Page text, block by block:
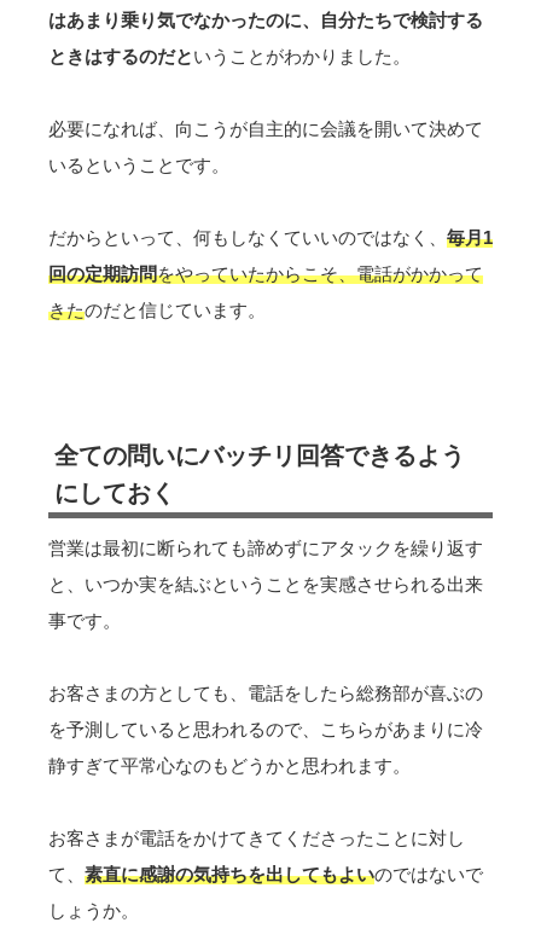
はあまり乗り気でなかったのに、自分たちで検討する
ときはするのだということがわかりました。
必要になれば、向こうが自主的に会議を開いて決めて
いるということです。
だからといって、何もしなくていいのではなく、 毎月1
回の定期訪問をやっていたからこそ、電話がかかって
きたのだと信じています。
全ての問いにバッチリ回答できるよう
にしておく
営業は最初に断られても諦めずにアタックを繰り返す
と、いつか実を結ぶということを実感させられる出来
事です。
お客さまの方としても、電話をしたら総務部が喜ぶの
を予測していると思われるので、こちらがあまりに冷
静すぎて平常心なのもどうかと思われます。
お客さまが電話をかけてきてくださったことに対し
て、 素直に感謝の気持ちを出してもよいのではないで
しょうか。